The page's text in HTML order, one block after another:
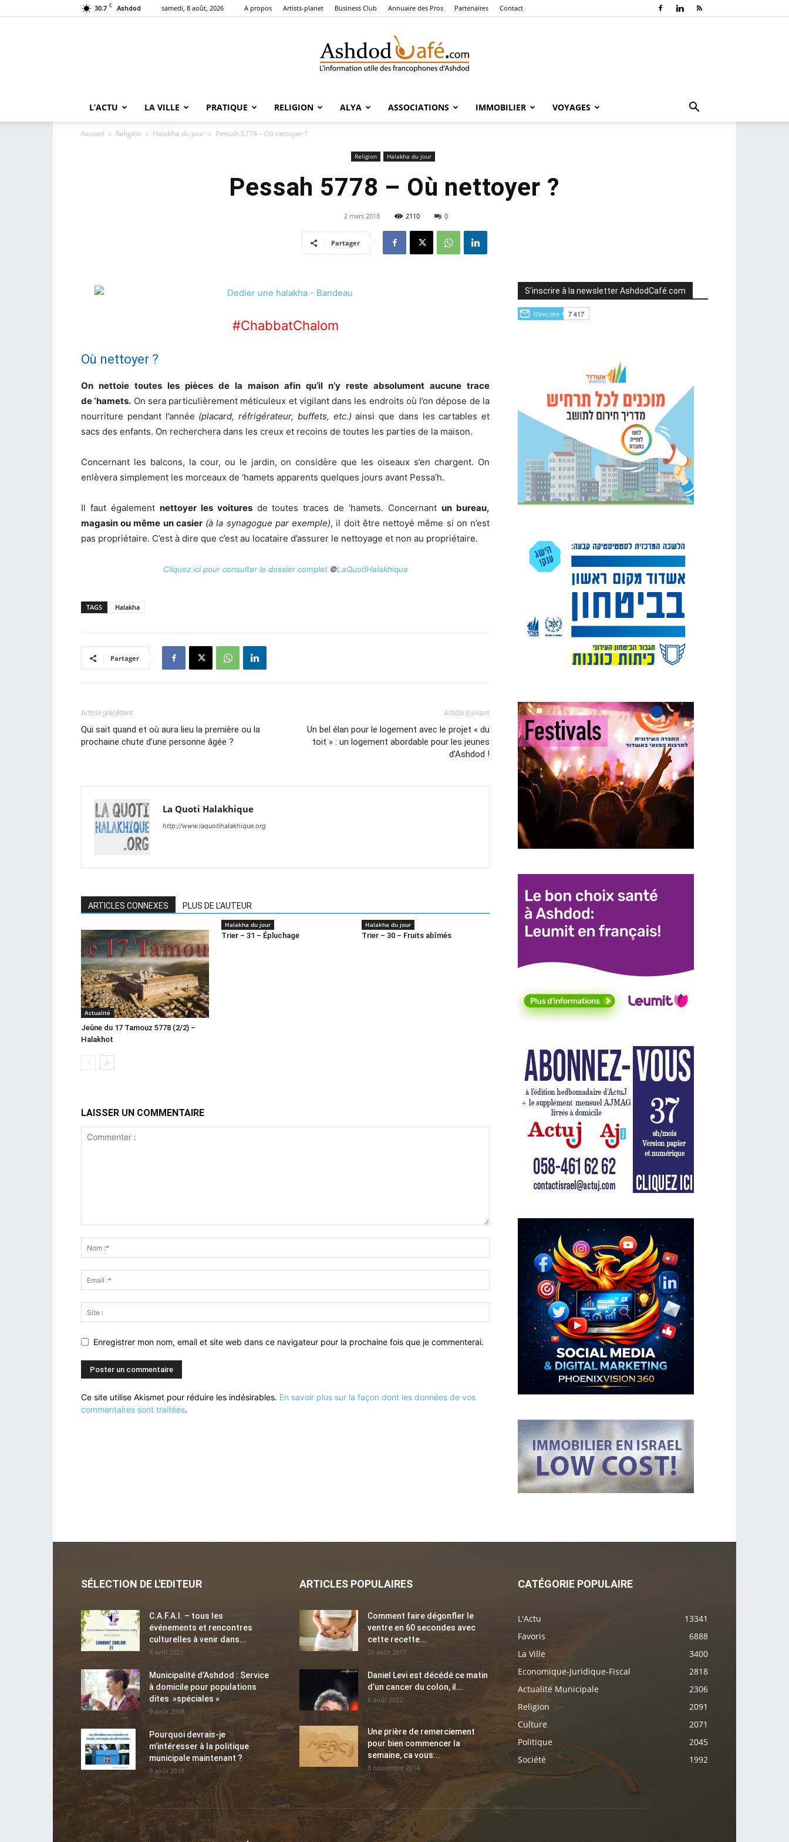
30.7 C Ashdod samedi, 8 août, 2026 A propos Artists-planet Business Club Annuaire des Pros Partenaires Contact
Café
L’ACTU LA VILLE PRATIQUE RELIGION ALYA ASSOCIATIONS IMMOBILIER VOYAGES
Accueil Religion Halakha du jour Pessah 5778 – Où nettoyer ?
Religion Halakha du jour
Pessah 5778 – Où nettoyer ?
2 mars 2018 2110 0
Partager
#ChabbatChalom
Où nettoyer ?
On nettoie toutes les pièces de la maison afin qu’il n’y reste absolument aucune trace
de ‘hamets. On sera particulièrement méticuleux et vigilant dans les endroits où l’on dépose de la
nourriture pendant l’année (placard, réfrigérateur, buffets, etc.) ainsi que dans les cartables et
sacs des enfants. On recherchera dans les creux et recoins de toutes les parties de la maison.
Concernant les balcons, la cour, ou le jardin, on considère que les oiseaux s’en chargent. On
enlèvera simplement les morceaux de ‘hamets apparents quelques jours avant Pessa’h.
Il faut également nettoyer les voituresde toutes traces de ‘hamets. Concernantun bureau,
magasin ou même un casier (à la synagogue par exemple), il doit être nettoyé même si on n’est
pas propriétaire. C’est à dire que c’est au locataire d’assurer le nettoyage et non au propriétaire.
Cliquez ici pour consulter le dossier complet ©LaQuotiHalakhique
TAGS Halakha
Partager
Article précédent
Qui sait quand et où aura lieu la première ou la
prochaine chute d’une personne âgée ?
Article suivant
Un bel élan pour le logement avec le projet « du
toit » : un logement abordable pour les jeunes
d’Ashdod !
La Quoti Halakhique
http://www.laquotihalakhique.org
ARTICLES CONNEXES PLUS DE L'AUTEUR
Actualité
Jeûne du 17 Tamouz 5778 (2/2) –
Halakhot
Halakha du jour
Trier – 31 – Épluchage
Halakha du jour
Trier – 30 – Fruits abîmés
LAISSER UN COMMENTAIRE
Enregistrer mon nom, email et site web dans ce navigateur pour la prochaine fois que je commenterai.
Ce site utilise Akismet pour réduire les indésirables. En savoir plus sur la façon dont les données de vos
commentaires sont traitées.
S'inscrire à la newsletter AshdodCafé.com
SÉLECTION DE L'EDITEUR
C.A.F.A.I. – tous les
événements et rencontres
culturelles à venir dans...
8 avril 2023
Municipalité d’Ashdod : Service
à domicile pour populations
dites »spéciales »
9 août 2018
Pourquoi devrais-je
m’intéresser à la politique
municipale maintenant ?
9 août 2018
ARTICLES POPULAIRES
Comment faire dégonfler le
ventre en 60 secondes avec
cette recette...
21 août 2017
Daniel Levi est décédé ce matin
d’un cancer du colon, il...
6 août 2022
Une prière de remerciement
pour bien commencer la
semaine, ca vous...
8 novembre 2014
CATÉGORIE POPULAIRE
L'Actu
13341
Favoris
6888
La Ville
3400
Economique-Juridique-Fiscal
2818
Actualité Municipale
2306
Religion
2091
Culture
2071
Politique
2045
Société
1992